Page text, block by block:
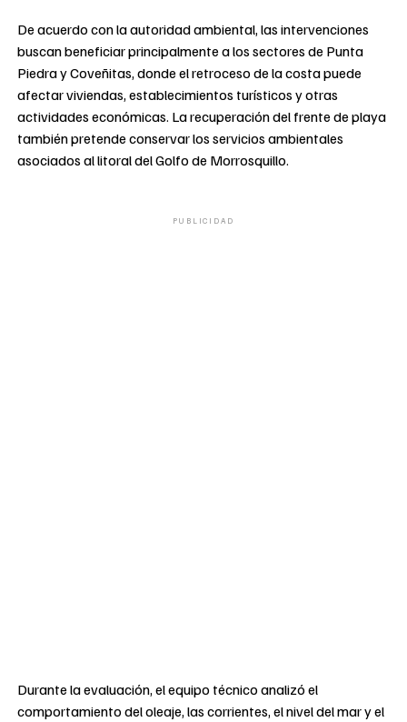
De acuerdo con la autoridad ambiental, las intervenciones
buscan beneficiar principalmente a los sectores de Punta
Piedra y Coveñitas, donde el retroceso de la costa puede
afectar viviendas, establecimientos turísticos y otras
actividades económicas. La recuperación del frente de playa
también pretende conservar los servicios ambientales
asociados al litoral del Golfo de Morrosquillo.
PUBLICIDAD
Durante la evaluación, el equipo técnico analizó el
comportamiento del oleaje, las corrientes, el nivel del mar y el